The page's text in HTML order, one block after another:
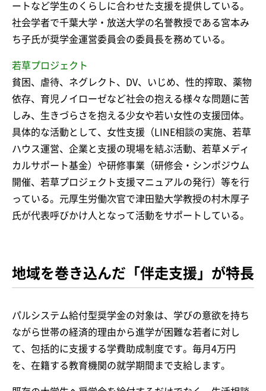
ートなど学生のくらしに合わせた支援を提供している。
社会学者で千葉大学・放送大学の名誉教授である宮本み
ち子氏が奨学金運営委員会の委員長を務めている。
若草プロジェクト
貧困、虐待、ネグレクト、DV、いじめ、性的搾取、薬物
依存、育児ノイローゼなど社会の抱える様々な問題に苦
しみ、生きづらさを抱える少女や若い女性の支援団体。
具体的な活動として、女性支援（LINE相談の実施、若草
ハウス運営、企業と支援の現場を結ぶ活動、若草メディ
カルサポート基金）や研修事業（研修会・シンポジウム
開催、若草プロジェクト支援マニュアルの発行）等を行
っている。元厚生労働次官で津田塾大学教授の村木厚子
氏が代表呼びかけ人となって活動をサポートしている。
地域を巻き込んだ「伴走支援」が特長
パルシステム給付型奨学金の対象は、学びの意欲を持ち
ながら世帯の経済的理由から進学が困難な若者に対し
て、包括的に支援する学費助成制度です。毎月4万円
を、在籍する教育機関の就学期間まで支給します。